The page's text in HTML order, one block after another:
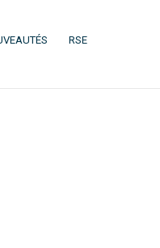
(CURRENT)
RSE(CURRENT)